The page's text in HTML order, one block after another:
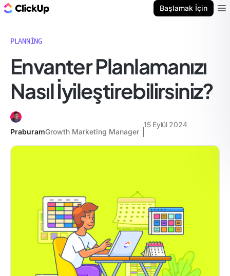
Başlamak İçin
PLANNING
Envanter Planlamanızı
Nasıl İyileştirebilirsiniz?
PraburamGrowth Marketing Manager
15 Eylül 2024